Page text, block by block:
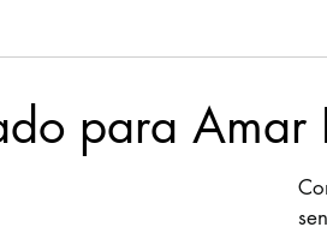
para Amar